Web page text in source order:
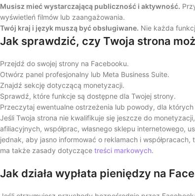
Musisz mieć wystarczającą publiczność i aktywność.
wyświetleń filmów lub zaangażowania.
Twój kraj i język muszą być obsługiwane. Nie każda
Jak sprawdzić, czy Twoja strona
Przejdź do swojej strony na Facebooku.
Otwórz panel profesjonalny lub Meta Business Suite.
Znajdź sekcję dotyczącą monetyzacji.
Sprawdź, które funkcje są dostępne dla Twojej strony.
Przeczytaj ewentualne ostrzeżenia lub powody, dla
Jeśli Twoja strona nie kwalifikuje się jeszcze do
afiliacyjnych, współprac, własnego sklepu internetowego,
jednak, aby jasno informować o reklamach i
ma także zasady dotyczące treści markowych.
Jak działa wypłata pieniędzy na